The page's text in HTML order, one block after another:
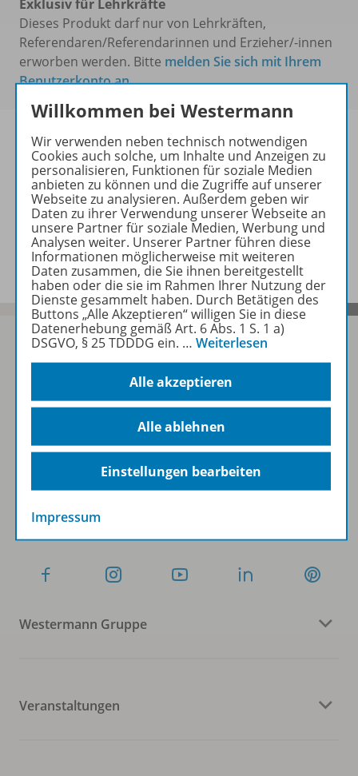
Exklusiv für Lehrkräfte
Dieses Produkt darf nur von Lehrkräften,
Referendaren/Referendarinnen und Erzieher/-innen
erworben werden. Bitte melden Sie sich mit Ihrem
Benutzerkonto an.
Informationen
Lösungen zu folgenden Werken
Zum Newsletter anmelden
Westermann Gruppe
Veranstaltungen
Willkommen bei Westermann
Wir verwenden neben technisch notwendigen
Cookies auch solche, um Inhalte und Anzeigen zu
personalisieren, Funktionen für soziale Medien
anbieten zu können und die Zugriffe auf unserer
Webseite zu analysieren. Außerdem geben wir
Daten zu ihrer Verwendung unserer Webseite an
unsere Partner für soziale Medien, Werbung und
Analysen weiter. Unserer Partner führen diese
Informationen möglicherweise mit weiteren
Daten zusammen, die Sie ihnen bereitgestellt
haben oder die sie im Rahmen Ihrer Nutzung der
Dienste gesammelt haben. Durch Betätigen des
Buttons „Alle Akzeptieren“ willigen Sie in diese
Datenerhebung gemäß Art. 6 Abs. 1 S. 1 a)
DSGVO, § 25 TDDDG ein. … Weiterlesen
Alle akzeptieren
Alle ablehnen
Einstellungen bearbeiten
Impressum